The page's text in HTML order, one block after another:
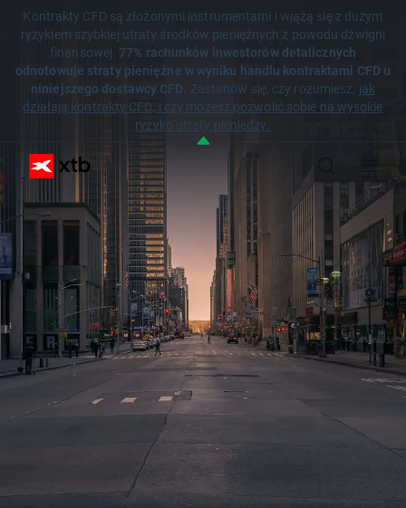
Kontrakty CFD są złożonymi instrumentami i wiążą się z dużym
ryzykiem szybkiej utraty środków pieniężnych z powodu dźwigni
finansowej.77% rachunków inwestorów detalicznych
odnotowuje straty pieniężne w wyniku handlu kontraktami CFD u
niniejszego dostawcy CFD. Zastanów się, czy rozumiesz, jak
działają kontrakty CFD, i czy możesz pozwolić sobie na wysokie
ryzyko utraty pieniędzy.